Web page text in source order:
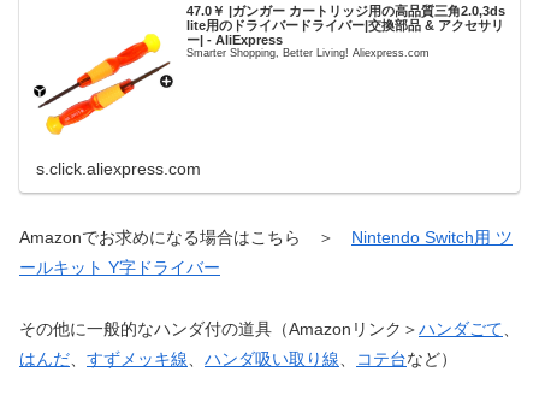
47.0￥ |ガンガー カートリッジ用の高品質三角2.0,3ds
lite用のドライバードライバー|交換部品 & アクセサリ
ー| - AliExpress
Smarter Shopping, Better Living! Aliexpress.com
s.click.aliexpress.com
Amazonでお求めになる場合はこちら ＞ Nintendo Switch用 ツ
ールキット Y字ドライバー
その他に一般的なハンダ付の道具（Amazonリンク＞ハンダごて
はんだ
すずメッキ線 ハンダ吸い取り線 コテ台など）